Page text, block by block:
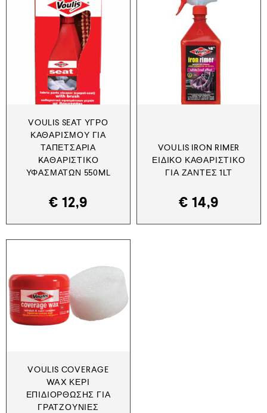
VOULIS SEAT ΥΓΡΌ
ΚΑΘΑΡΙΣΜΟΎ ΓΙΑ
ΤΑΠΕΤΣΑΡΊΑ
KΑΘΑΡΙΣΤΙΚΌ
ΥΦΑΣΜΆΤΩΝ 550ML
€ 12,9
VOULIS IRON RIMER
ΕΙΔΙΚΌ ΚΑΘΑΡΙΣΤΙΚΌ
ΓΙΑ ΖΆΝΤΕΣ 1LT
€ 14,9
VOULIS COVERAGE
WAX ΚΕΡΊ
ΕΠΙΔΙΌΡΘΩΣΗΣ ΓΙΑ
ΓΡΑΤΖΟΥΝΙΈΣ